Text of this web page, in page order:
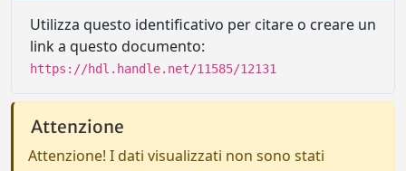
Utilizza questo identificativo per citare o creare un
link a questo documento:
https://hdl.handle.net/11585/12131
Attenzione
Attenzione! I dati visualizzati non sono stati